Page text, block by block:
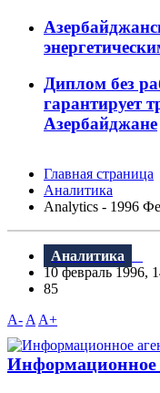
Диплом без
гарантирует
Азербайджане
Главная страница
Аналитика
Analytics - 1996
Аналитика
10 февраль 1996,
85
A- A A+
Информационное